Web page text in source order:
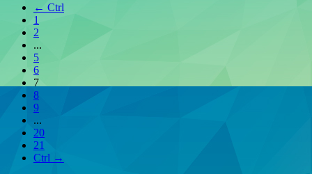
← Ctrl
1
2
...
5
6
7
8
9
...
20
21
Ctrl →